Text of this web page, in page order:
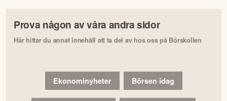
Prova någon av våra andra sidor
Här hittar du annat innehåll att ta del av hos oss på Börskollen
Ekonominyheter Börsen idag